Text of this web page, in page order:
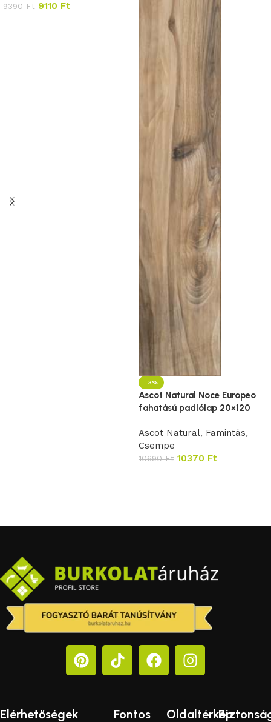
9390Ft 9110 Ft
-3%
Ascot Natural Noce Europeo
fahatású padlólap 20×120
Ascot Natural, Famintás,
Csempe
10690Ft 10370 Ft
Elérhetőségek Fontos Oldaltérkép